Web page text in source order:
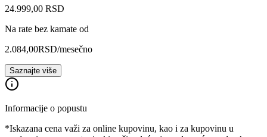
24.999,00 RSD
Na rate bez kamate od
2.084,00RSD/mesečno
Saznajte više
Informacije o popustu
*Iskazana cena važi za online kupovinu, kao i za kupovinu u